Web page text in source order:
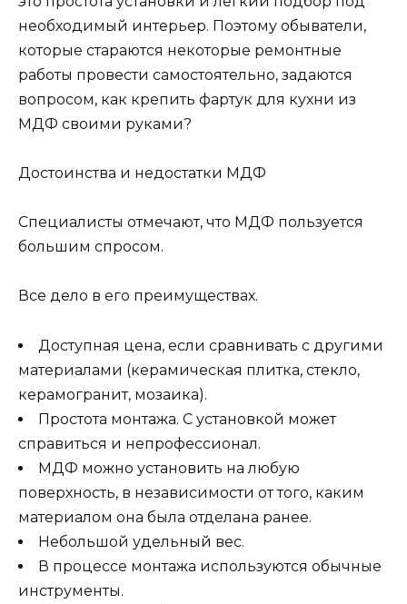
необходимый интерьер. Поэтому обыватели,
которые стараются некоторые ремонтные
работы провести самостоятельно, задаются
вопросом, как крепить фартук для кухни из
МДФ своими руками?
Достоинства и недостатки МДФ
Специалисты отмечают, что МДФ пользуется
большим спросом.
Все дело в его преимуществах.
Доступная цена, если сравнивать с другими
материалами (керамическая плитка, стекло,
керамогранит, мозаика).
Простота монтажа. С установкой может
справиться и непрофессионал.
МДФ можно установить на любую
поверхность, в независимости от того, каким
материалом она была отделана ранее.
Небольшой удельный вес.
В процессе монтажа используются обычные
инструменты.